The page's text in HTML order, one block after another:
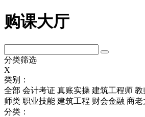
购课大厅
分类筛选
X
类别：
全部 会计考证 真账实操 建筑工程师 教
师类 职业技能 建筑工程 财会金融 商老
分类：